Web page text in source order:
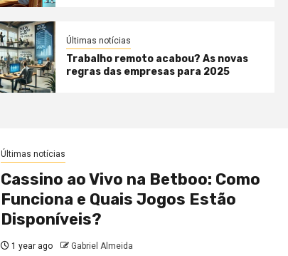
Últimas notícias
Trabalho remoto acabou? As novas
regras das empresas para 2025
Últimas notícias
Cassino ao Vivo na Betboo: Como
Funciona e Quais Jogos Estão
Disponíveis?
1 year ago Gabriel Almeida